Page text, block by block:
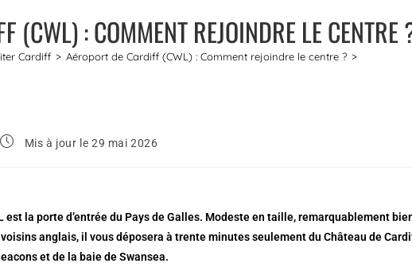
(CWL) : COMMENT REJOINDRE LE CENTRE
Cardiff > Aéroport de Cardiff (CWL) : Comment rejoindre le centre ? >
Mis à jour le 29 mai 2026
est la porte d’entrée du Pays de Galles. Modeste en taille, remarquablement
anglais, il vous déposera à trente minutes seulement du Château de
et de la baie de Swansea.